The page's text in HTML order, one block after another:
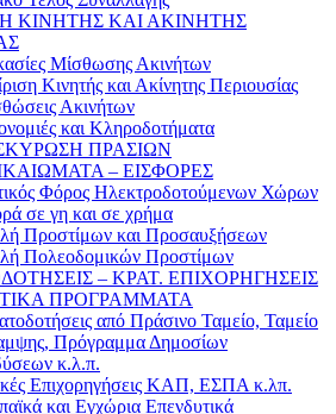
ΚΙΝΗΤΗΣ ΚΑΙ ΑΚΙΝΗΤΗΣ
Μίσθωσης Ακινήτων
Κινητής και Ακίνητης Περιουσίας
Ακινήτων
και Κληροδοτήματα
ΠΡΑΣΙΩΝ
– ΕΙΣΦΟΡΕΣ
Φόρος Ηλεκτροδοτούμενων Χώρων
σε γη και σε χρήμα
Προστίμων και Προσαυξήσεων
Πολεοδομικών Προστίμων
– ΚΡΑΤ. ΕΠΙΧΟΡΗΓΗΣΕΙΣ
ΠΡΟΓΡΑΜΜΑΤΑ
από Πράσινο Ταμείο, Ταμείο
Πρόγραμμα Δημοσίων
κ.λ.π.
Επιχορηγήσεις ΚΑΠ, ΕΣΠΑ κ.λπ.
και Εγχώρια Επενδυτικά